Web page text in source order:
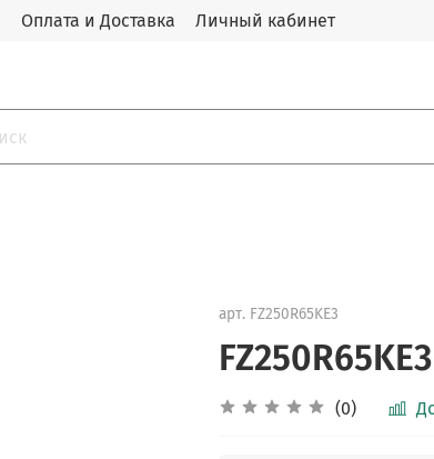
Оплата и Доставка Личный кабинет
арт. FZ250R65KE3
FZ250R65KE3
(0)